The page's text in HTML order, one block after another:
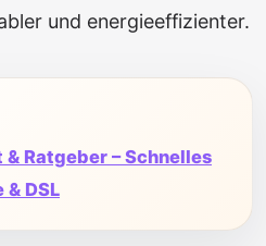
und energieeffizienter.
Ratgeber – Schnelles
DSL